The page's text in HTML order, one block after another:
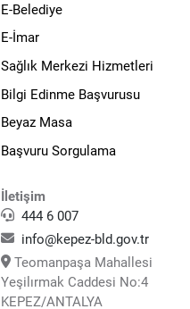
E-Belediye
E-İmar
Sağlık Merkezi Hizmetleri
Bilgi Edinme Başvurusu
Beyaz Masa
Başvuru Sorgulama
İletişim
444 6 007
info@kepez-bld.gov.tr
Teomanpaşa Mahallesi
Yeşilırmak Caddesi No:4
KEPEZ/ANTALYA